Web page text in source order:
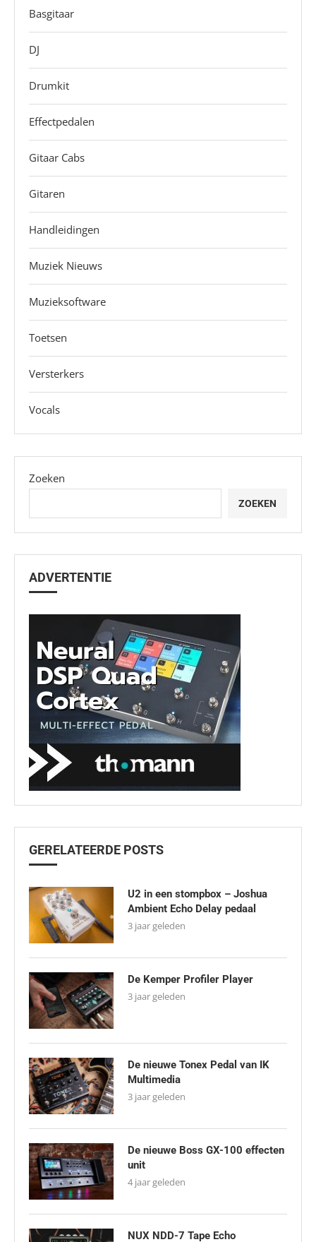
Zoeken
ZOEKEN
ADVERTENTIE
GERELATEERDE POSTS
U2 in een stompbox – Joshua
Ambient Echo Delay pedaal
3 jaar geleden
De Kemper Profiler Player
3 jaar geleden
De nieuwe Tonex Pedal van IK
Multimedia
3 jaar geleden
De nieuwe Boss GX-100 effecten
unit
4 jaar geleden
NUX NDD-7 Tape Echo
Basgitaar
DJ
Drumkit
Effectpedalen
Gitaar Cabs
Gitaren
Handleidingen
Muziek Nieuws
Muzieksoftware
Toetsen
Versterkers
Vocals